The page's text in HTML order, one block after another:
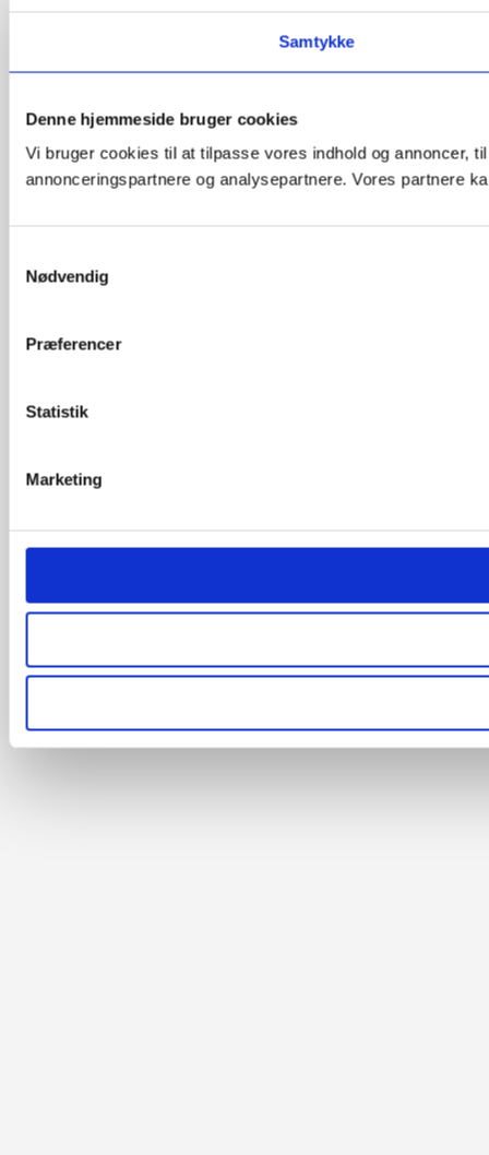
Samtykke
Denne hjemmeside bruger cookies
Vi bruger cookies til at tilpasse vores indhold og annoncer,
annonceringspartnere og analysepartnere. Vores partnere
Nødvendig
Præferencer
Statistik
Marketing